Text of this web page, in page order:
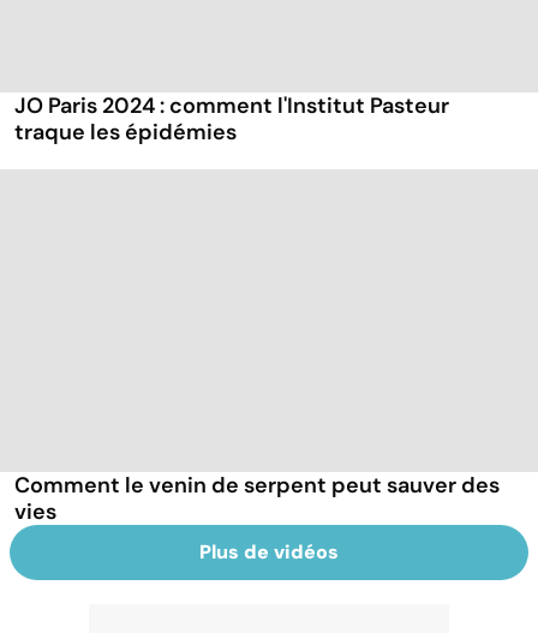
JO Paris 2024 : comment l'Institut Pasteur
traque les épidémies
Comment le venin de serpent peut sauver des
vies
Plus de vidéos